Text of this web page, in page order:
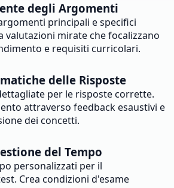
degli Argomenti
principali e specifici
valutazioni mirate che focalizzano
e requisiti curricolari.
delle Risposte
per le risposte corrette.
attraverso feedback esaustivi e
dei concetti.
del Tempo
personalizzati per il
Crea condizioni d'esame